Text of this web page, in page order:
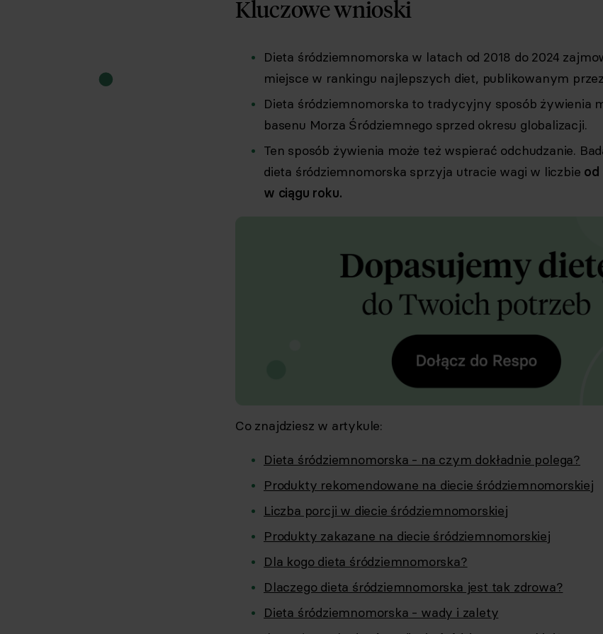
Kluczowe wnioski
Dieta śródziemnomorska w latach od 2018 do 2024
miejsce w rankingu najlepszych diet, publikowanym
Dieta śródziemnomorska to tradycyjny sposób żywienia
basenu Morza Śródziemnego sprzed okresu globalizacji.
Ten sposób żywienia może też wspierać odchudzanie.
dieta śródziemnomorska sprzyja utracie wagi w liczbie od
w ciągu roku.
Co znajdziesz w artykule:
Dieta śródziemnomorska - na czym dokładnie polega?
Produkty rekomendowane na diecie śródziemnomorskiej
Liczba porcji w diecie śródziemnomorskiej
Produkty zakazane na diecie śródziemnomorskiej
Dla kogo dieta śródziemnomorska?
Dlaczego dieta śródziemnomorska jest tak zdrowa?
Dieta śródziemnomorska - wady i zalety